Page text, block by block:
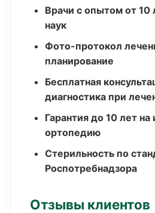
Врачи с опытом от 10
наук
Фото-протокол
планирование
Бесплатная
диагностика при
Гарантия до 10 лет
ортопедию
Стерильность по
Роспотребнадзора
Отзывы клиентов